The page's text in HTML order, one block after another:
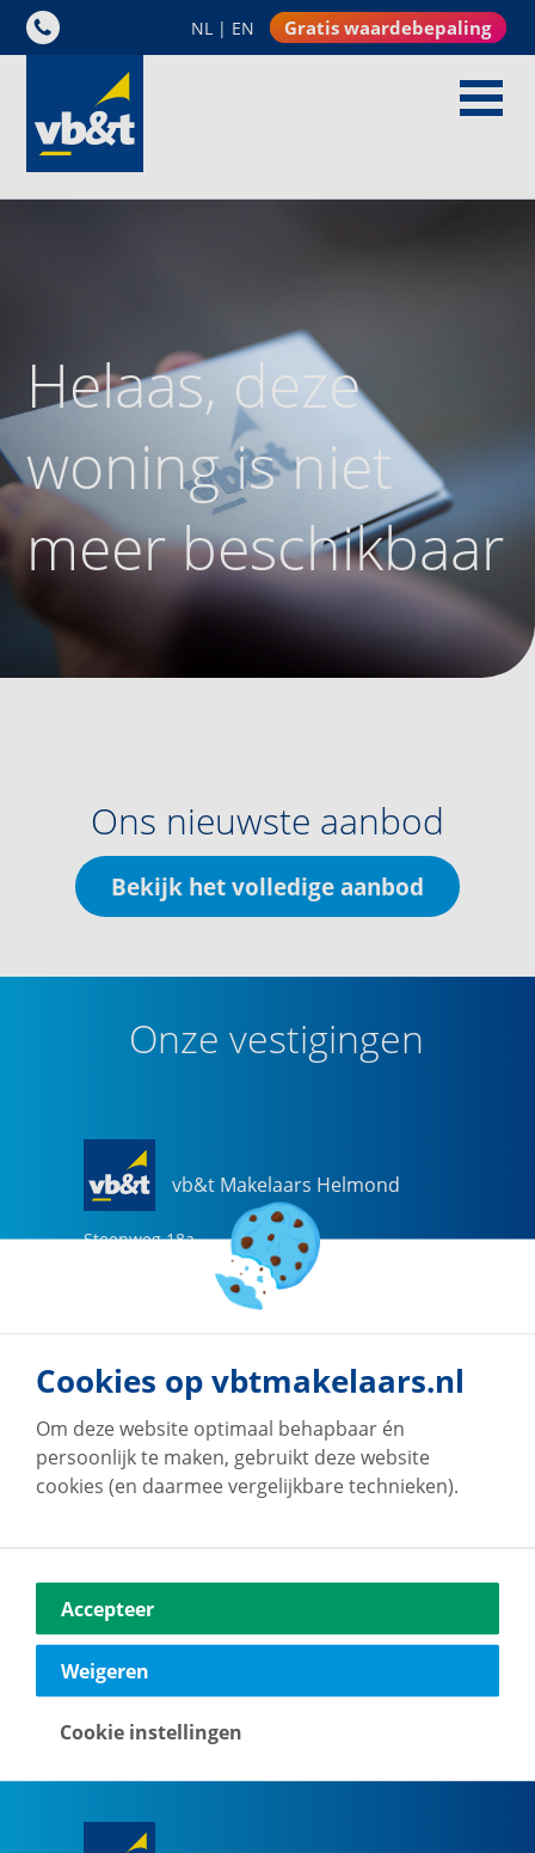
NL | EN Gratis waardebepaling
Helaas, deze
woning is niet
meer beschikbaar
Ons nieuwste aanbod
Bekijk het volledige aanbod
Onze vestigingen
vb&t Makelaars Helmond
Steenweg 18a
helmond@vbtmakelaars.nl
Naar vestiging
Vestdijk 180
5611 CZ Eindhoven
040-2696949
Cookies op vbtmakelaars.nl
Om deze website optimaal behapbaar én
persoonlijk te maken, gebruikt deze website
cookies (en daarmee vergelijkbare technieken).
Accepteer
Weigeren
Cookie instellingen